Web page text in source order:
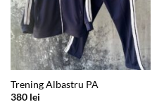
Trening Albastru PA
380 lei